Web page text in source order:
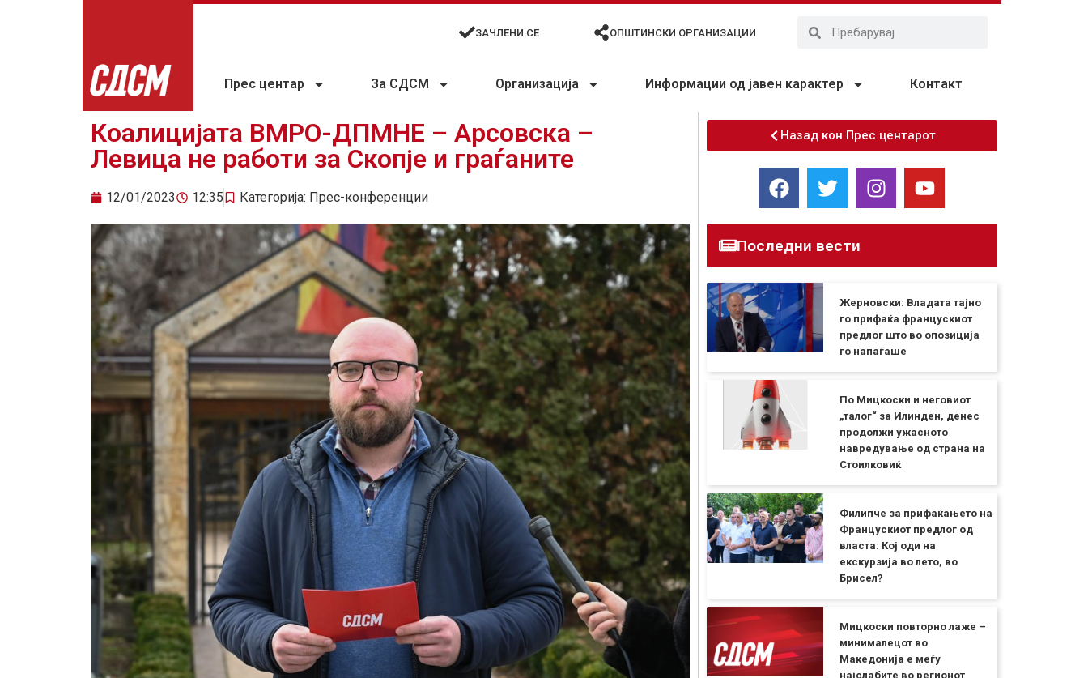
ЗАЧЛЕНИ СЕ ОПШТИНСКИ ОРГАНИЗАЦИИ
Прес центар За СДСМ Организација Информации од јавен карактер Контакт
Коалицијата ВМРО-ДПМНЕ – Арсовска –
Левица не работи за Скопје и граѓаните
12/01/2023 12:35 Категорија: Прес-конференции
Назад кон Прес центарот
Последни вести
Жерновски: Владата тајно
го прифаќа францускиот
предлог што во опозиција
го напаѓаше
По Мицкоски и неговиот
„талог“ за Илинден, денес
продолжи ужасното
навредување од страна на
Стоилковиќ
Филипче за прифаќањето на
Францускиот предлог од
власта: Кој оди на
екскурзија во лето, во
Брисел?
Мицкоски повторно лаже –
минималецот во
Македонија е меѓу
најслабите во регионот